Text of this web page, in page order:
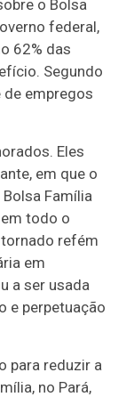
o Bolsa
federal,
62% das
Segundo
de empregos
Eles
em que o
Família
todo o
refém
em
a ser usada
e perpetuação
para reduzir a
no Pará,